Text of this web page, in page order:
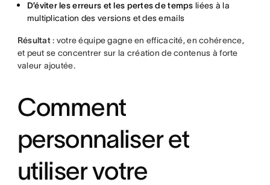
D’éviter les erreurs et les pertes de temps liées à la
multiplication des versions et des emails
Résultat: votre équipe gagne en efficacité, en cohérence,
et peut se concentrer sur la création de contenus à forte
valeur ajoutée.
Comment
personnaliser et
utiliser votre